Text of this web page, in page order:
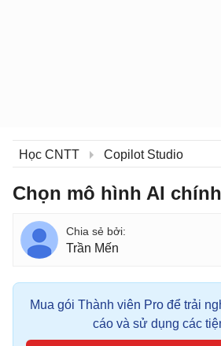
Học CNTT Copilot Studio
Chọn mô hình AI
Trần Mến
Mua gói Thành viên Pro để trải
cáo và sử dụng các